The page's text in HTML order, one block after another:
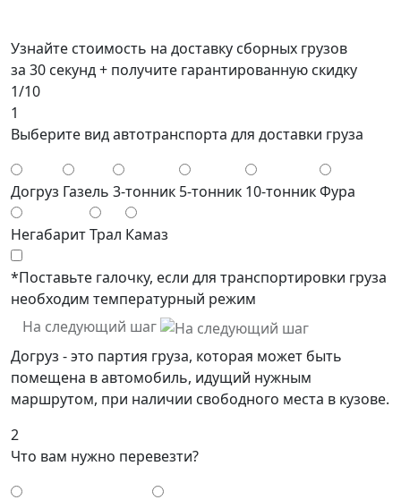
Узнайте стоимость на доставку сборных грузов
за 30 секунд + получите гарантированную скидку
1/10
1
Выберите вид автотранспорта для доставки груза
Догруз Газель 3-тонник 5-тонник 10-тонникФура
НегабаритТрал Камаз
*Поставьте галочку, если для транспортировки груза
необходим температурный режим
На следующий шаг
Догруз - это партия груза, которая может быть
помещена в автомобиль, идущий нужным
маршрутом, при наличии свободного места в кузове.
2
Что вам нужно перевезти?